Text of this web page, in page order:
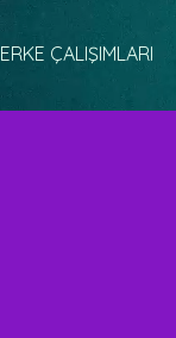
ERKE ÇALIŞIMLARI